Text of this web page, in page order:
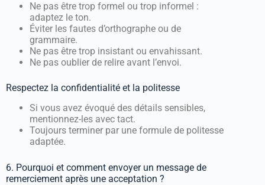
Ne pas être trop formel ou trop informel :
adaptez le ton.
Éviter les fautes d’orthographe ou de
grammaire.
Ne pas être trop insistant ou envahissant.
Ne pas oublier de relire avant l’envoi.
Respectez la confidentialité et la politesse
Si vous avez évoqué des détails sensibles,
mentionnez-les avec tact.
Toujours terminer par une formule de politesse
adaptée.
6. Pourquoi et comment envoyer un message de
remerciement après une acceptation ?